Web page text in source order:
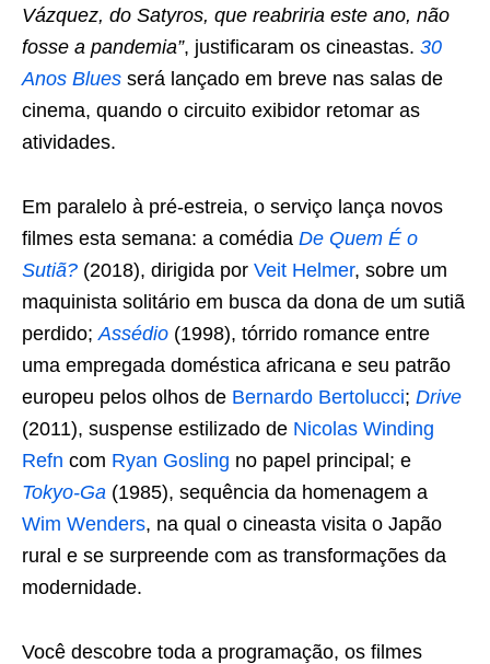
Vázquez, do Satyros, que reabriria este ano, não
fosse a pandemia”, justificaram os cineastas. 30
Anos Blues será lançado em breve nas salas de
cinema, quando o circuito exibidor retomar as
atividades.
Em paralelo à pré-estreia, o serviço lança novos
filmes esta semana: a comédia De Quem É o
Sutiã? (2018), dirigida por Veit Helmer, sobre um
maquinista solitário em busca da dona de um sutiã
perdido; Assédio (1998), tórrido romance entre
uma empregada doméstica africana e seu patrão
europeu pelos olhos de Bernardo Bertolucci; Drive
(2011), suspense estilizado de Nicolas Winding
Refn com Ryan Gosling no papel principal; e
Tokyo-Ga (1985), sequência da homenagem a
Wim Wenders, na qual o cineasta visita o Japão
rural e se surpreende com as transformações da
modernidade.
Você descobre toda a programação, os filmes